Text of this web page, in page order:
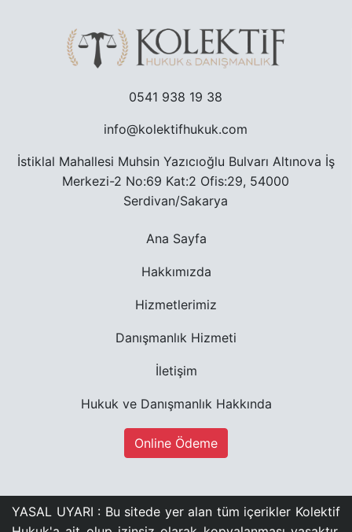
0541 938 19 38
info@kolektifhukuk.com
İstiklal Mahallesi Muhsin Yazıcıoğlu Bulvarı Altınova İş
Merkezi-2 No:69 Kat:2 Ofis:29, 54000
Serdivan/Sakarya
Ana Sayfa
Hakkımızda
Hizmetlerimiz
Danışmanlık Hizmeti
İletişim
Hukuk ve Danışmanlık Hakkında
Online Ödeme
YASAL UYARI : Bu sitede yer alan tüm içerikler Kolektif